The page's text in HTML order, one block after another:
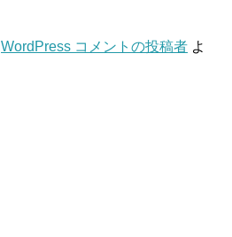
WordPress コメントの投稿者 よ